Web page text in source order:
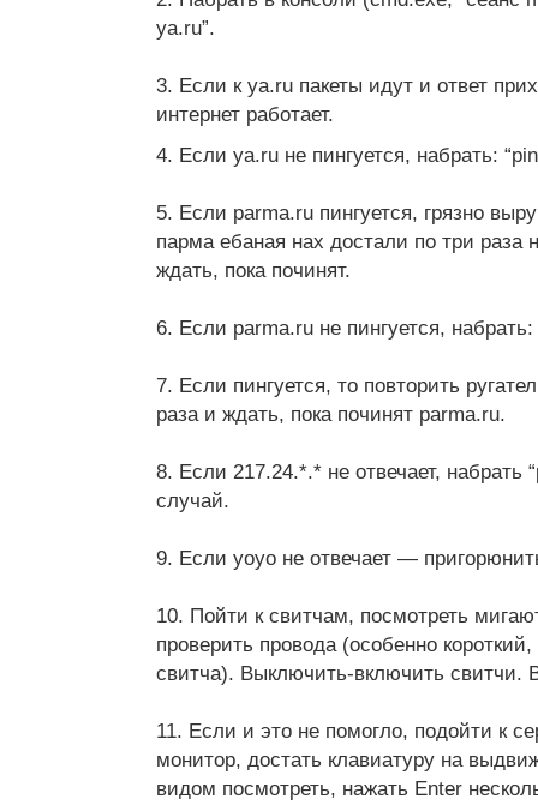
ya.ru”.
3. Если к ya.ru пакеты идут и ответ
интернет работает.
4. Если ya.ru не пингуется, набрать:
5. Если parma.ru пингуется, грязно
парма ебаная нах достали по три раза
ждать, пока починят.
6. Если parma.ru не пингуется, набрать:
7. Если пингуется, то повторить
раза и ждать, пока починят parma.ru.
8. Если 217.24.*.* не отвечает, набрать
случай.
9. Если yoyo не отвечает —
10. Пойти к свитчам, посмотреть
проверить провода (особенно
свитча). Выключить-включить свитчи.
11. Если и это не помогло, подойти к
монитор, достать клавиатуру на
видом посмотреть, нажать Enter